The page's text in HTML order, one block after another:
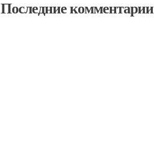
Последние комментарии